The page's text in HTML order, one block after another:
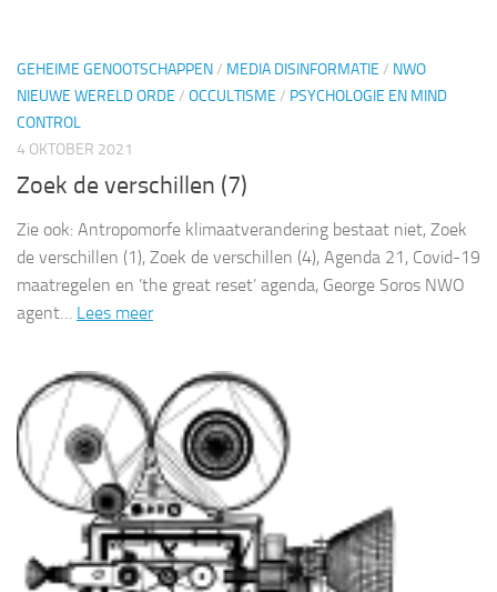
GEHEIME GENOOTSCHAPPEN/ MEDIA DISINFORMATIE / NWO
NIEUWE WERELD ORDE / OCCULTISME / PSYCHOLOGIE EN MIND
CONTROL
4 OKTOBER 2021
Zoek de verschillen (7)
Zie ook: Antropomorfe klimaatverandering bestaat niet, Zoek
de verschillen (1), Zoek de verschillen (4), Agenda 21, Covid-19
maatregelen en ’the great reset’ agenda, George Soros NWO
agent… Lees meer